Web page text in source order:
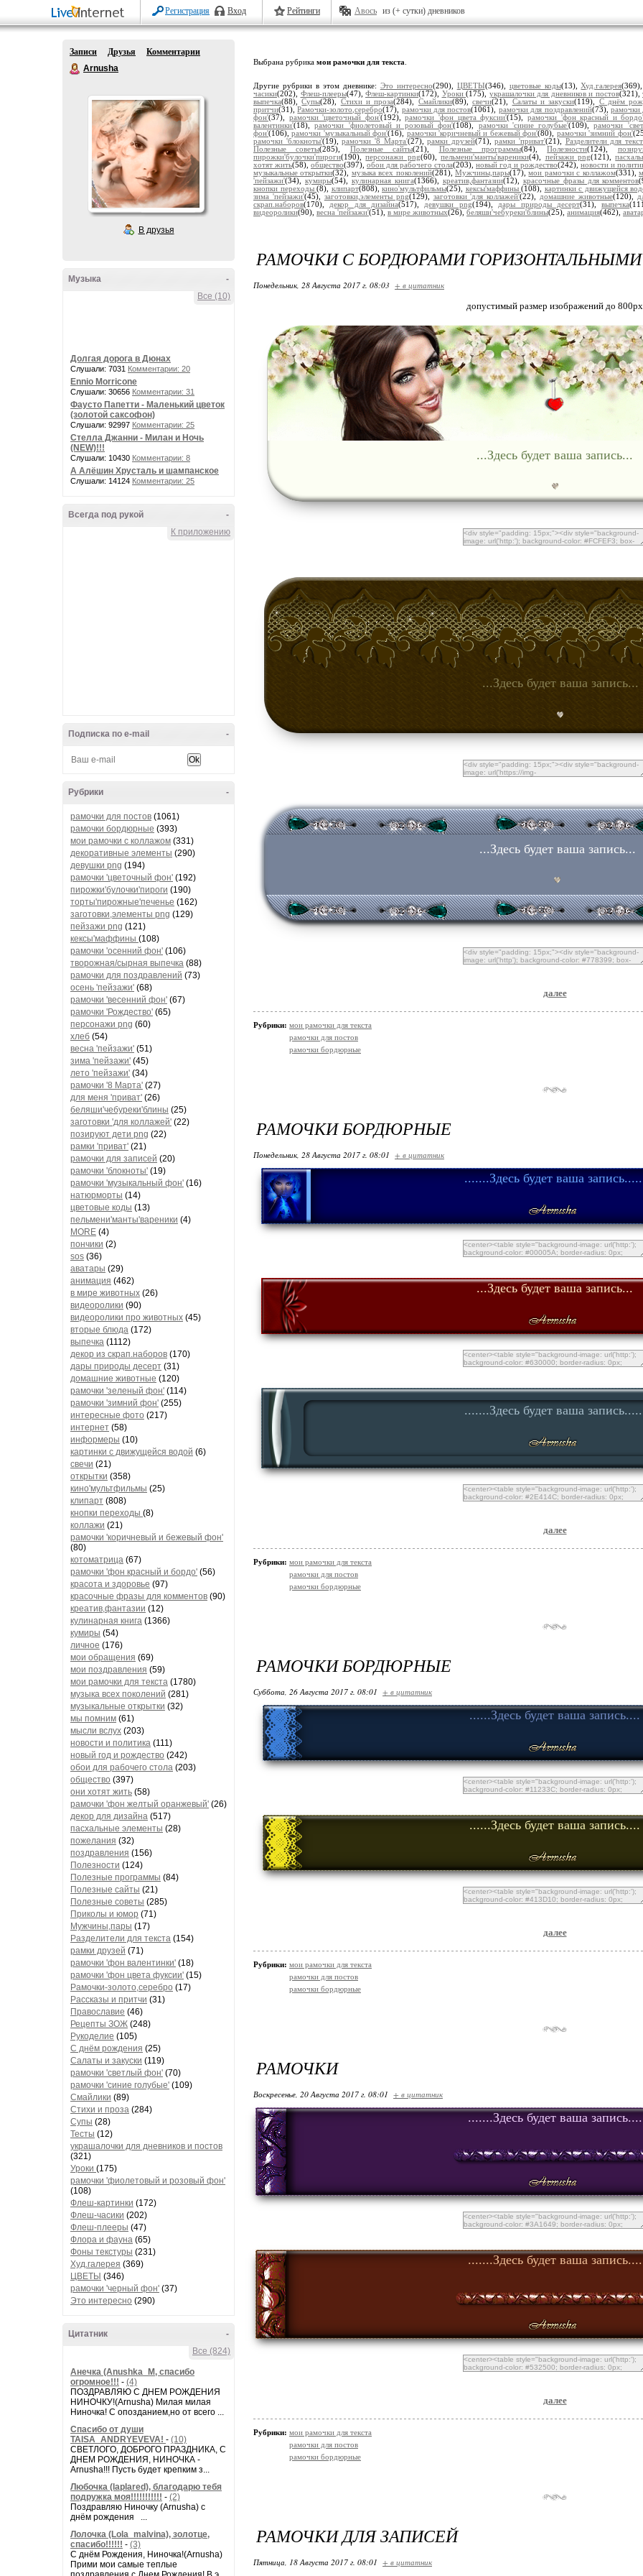
Регистрация Вход Рейтинги Авось из (+ сутки) дневников
Записи Друзья
Комментарии
Arnusha
В друзья
-
Музыка
Все (10)
Долгая дорога в Дюнах
Слушали: 7031 Комментарии: 20
Ennio Morricone
Слушали: 30656 Комментарии: 31
Фаусто Папетти - Маленький цветок
(золотой саксофон)
Слушали: 92997 Комментарии: 25
Стелла Джанни - Милан и Ночь
(NEW)!!!
Слушали: 10430 Комментарии: 8
А Алёшин Хрусталь и шампанское
Слушали: 14124 Комментарии: 25
-
Всегда под рукой
К приложению
-
Подписка по e-mail
-
Рубрики
рамочки для постов (1061)
рамочки бордюрные (393)
мои рамочки с коллажом (331)
декоративные элементы (290)
девушки png (194)
рамочки 'цветочный фон' (192)
пирожки'булочки'пироги (190)
торты'пирожные'печенье (162)
заготовки,элементы png (129)
пейзажи png (121)
кексы'маффины (108)
рамочки 'осенний фон' (106)
творожная/сырная выпечка (88)
рамочки для поздравлений (73)
осень 'пейзажи' (68)
рамочки 'весенний фон' (67)
рамочки 'Рождество' (65)
персонажи png (60)
хлеб (54)
весна 'пейзажи' (51)
зима 'пейзажи' (45)
лето 'пейзажи' (34)
рамочки '8 Марта' (27)
для меня 'приват' (26)
беляши'чебуреки'блины (25)
заготовки 'для коллажей' (22)
позируют дети png (22)
рамки 'приват' (21)
рамочки для записей (20)
рамочки 'блокноты' (19)
рамочки 'музыкальный фон' (16)
натюрморты (14)
цветовые коды (13)
пельмени'манты'вареники (4)
MORE (4)
пончики (2)
sos (36)
аватары (29)
анимация (462)
в мире животных (26)
видеоролики (90)
видеоролики про животных (45)
вторые блюда (172)
выпечка (1112)
декор из скрап.наборов (170)
дары природы десерт (31)
домашние животные (120)
рамочки 'зеленый фон' (114)
рамочки 'зимний фон' (255)
интересные фото (217)
интернет (58)
информеры (10)
картинки с движущейся водой (6)
свечи (21)
открытки (358)
кино'мультфильмы (25)
клипарт (808)
кнопки переходы (8)
коллажи (21)
рамочки 'коричневый и бежевый фон'
(80)
котоматрица (67)
рамочки 'фон красный и бордо' (56)
красота и здоровье (97)
красочные фразы для комментов (90)
креатив,фантазии (12)
кулинарная книга (1366)
кумиры (54)
личное (176)
мои обращения (69)
мои поздравления (59)
мои рамочки для текста (1780)
музыка всех поколений (281)
музыкальные открытки (32)
мы помним (61)
мысли вслух (203)
новости и политика (111)
новый год и рождество (242)
обои для рабочего стола (203)
общество (397)
они хотят жить (58)
рамочки 'фон желтый оранжевый' (26)
декор для дизайна (517)
пасхальные элементы (28)
пожелания (32)
поздравления (156)
Полезности (124)
Полезные программы (84)
Полезные сайты (21)
Полезные советы (285)
Приколы и юмор (71)
Мужчины,пары (17)
Разделители для текста (154)
рамки друзей (71)
рамочки 'фон валентинки' (18)
рамочки 'фон цвета фуксии' (15)
Рамочки-золото,серебро (17)
Рассказы и притчи (31)
Православие (46)
Рецепты ЗОЖ (248)
Рукоделие (105)
С днём рождения (25)
Салаты и закуски (119)
рамочки 'светлый фон' (70)
рамочки 'синие голубые' (109)
Смайлики (89)
Стихи и проза (284)
Супы (28)
Тесты (12)
украшалочки для дневников и постов
(321)
Уроки (175)
рамочки 'фиолетовый и розовый фон'
(108)
Флеш-картинки (172)
Флеш-часики (202)
Флеш-плееры (47)
Флора и фауна (65)
Фоны текстуры (231)
Худ.галерея (369)
ЦВЕТЫ (346)
рамочки 'черный фон' (37)
Это интересно (290)
-
Цитатник
Все (824)
Анечка (Anushka_M, спасибо
огромное!!! - (4)
ПОЗДРАВЛЯЮ С ДНЕМ РОЖДЕНИЯ
НИНОЧКУ!(Arnusha) Милая милая
Ниночка! С опозданием,но от всего ...
Спасибо от души
TAISA_ANDRYEVEVA! - (10)
СВЕТЛОГО, ДОБРОГО ПРАЗДНИКА, С
ДНЕМ РОЖДЕНИЯ, НИНОЧКА -
Arnusha!!! Пусть будет крепким з...
Любочка (laplared), благодарю тебя
подружка моя!!!!!!!!!!! - (2)
Поздравляю Ниночку (Arnusha) с
днём рождения ...
Лолочка (Lola_malvina), золотце,
спасибо!!!!!! - (3)
С днём Рождения, Ниночка!(Аrnusha)
Прими мои самые теплые
Выбрана рубрика мои рамочки для текста
Другие рубрики в этом дневнике: Это интересно(290), ЦВЕТЫ(346), цветовые коды(13),Худ.галерея
часики(202), Флеш-плееры(47), Флеш-картинки(172), Уроки (175), украшалочки для дневников и постов(321),
выпечка(88),Супы(28), Стихи и проза(284), Смайлики(89),свечи(21), Салаты и закуски(119), С днём
притчи(31),Рамочки-золото,серебро(17), рамочки для постов(1061), рамочки для поздравлений(73), рамочки
фон'(37), рамочки 'цветочный фон'(192),рамочки 'фон цвета фуксии'(15), рамочки 'фон красный и
валентинки'(18),рамочки 'фиолетовый и розовый фон'(108), рамочки 'синие голубые'(109),рамочки
фон'(106),рамочки 'музыкальный фон'(16), рамочки 'коричневый и бежевый фон'(80), рамочки 'зимний фон'
рамочки 'блокноты'(19),рамочки '8 Марта'(27),рамки друзей(71),рамки 'приват'(21), Разделители для
Полезные советы(285), Полезные сайты(21), Полезные программы(84),Полезности(124),
пирожки'булочки'пироги(190),персонажи png(60),пельмени'манты'вареники(4), пейзажи png(121),
хотят жить(58), общество(397), обои для рабочего стола(203), новый год и рождество(242), новости и
музыкальные открытки(32), музыка всех поколений(281),Мужчины,пары(17),мои рамочки с коллажом(331),
'пейзажи'(34), кумиры(54), кулинарная книга(1366), креатив,фантазии(12), красочные фразы для комментов
кнопки переходы (8), клипарт(808), кино'мультфильмы(25), кексы'маффины (108), картинки с движущейся
зима 'пейзажи'(45), заготовки,элементы png(129), заготовки 'для коллажей'(22), домашние животные(120),
скрап.наборов(170), декор для дизайна(517), девушки png(194), дары природы десерт(31),выпечка
видеоролики(90), весна 'пейзажи'(51), в мире животных(26), беляши'чебуреки'блины(25), анимация(462),
РАМОЧКИ С БОРДЮРАМИ ГОРИЗОНТАЛЬНЫМИ
Понедельник, 28 Августа 2017 г. 08:03 + в цитатник
допустимый размер изображений до 800px
...Здесь будет ваша запись...
...Здесь будет ваша запись...
...Здесь будет ваша запись...
далее
Рубрики: мои рамочки для текста
рамочки для постов
рамочки бордюрные
РАМОЧКИ БОРДЮРНЫЕ
Понедельник, 28 Августа 2017 г. 08:01 + в цитатник
.......Здесь будет ваша
...Здесь будет ваша запись...
.......Здесь будет ваша
далее
Рубрики: мои рамочки для текста
рамочки для постов
рамочки бордюрные
РАМОЧКИ БОРДЮРНЫЕ
Суббота, 26 Августа 2017 г. 08:01 + в цитатник
......Здесь будет ваша запись....
......Здесь будет ваша запись....
далее
Рубрики: мои рамочки для текста
рамочки для постов
рамочки бордюрные
РАМОЧКИ
Воскресенье, 20 Августа 2017 г. 08:01 + в цитатник
.......Здесь будет ваша запись....
.......Здесь будет ваша запись....
далее
Рубрики: мои рамочки для текста
рамочки для постов
рамочки бордюрные
РАМОЧКИ ДЛЯ ЗАПИСЕЙ
Пятница, 18 Августа 2017 г. 08:01 + в цитатник